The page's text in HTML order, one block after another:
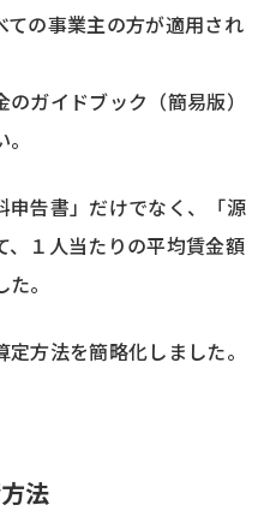
ての事業主の方が適用され
ガイドブック（簡易版）
申告書」だけでなく、「源
、１人当たりの平均賃金額
。
定方法を簡略化しました。
法